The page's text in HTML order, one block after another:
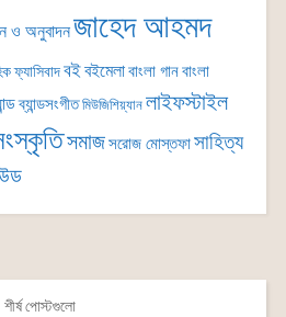
ও অনুবাদনজাহেদ আহমদ
ফ্যাসিবাদবইবইমেলাবাংলা গানবাংলা
ব্যান্ডসংগীত মিউজিশিয়্যান লাইফস্টাইল
সমাজসরোজ মোস্তফাসাহিত্য
শীর্ষ পোস্টগুলো